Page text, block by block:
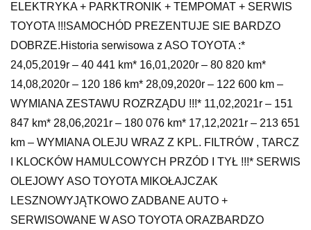
ELEKTRYKA + PARKTRONIK + TEMPOMAT + SERWIS
TOYOTA !!!SAMOCHÓD PREZENTUJE SIE BARDZO
DOBRZE.Historia serwisowa z ASO TOYOTA :*
24,05,2019r – 40 441 km* 16,01,2020r – 80 820 km*
14,08,2020r – 120 186 km* 28,09,2020r – 122 600 km –
WYMIANA ZESTAWU ROZRZĄDU !!!* 11,02,2021r – 151
847 km* 28,06,2021r – 180 076 km* 17,12,2021r – 213 651
km – WYMIANA OLEJU WRAZ Z KPL. FILTRÓW , TARCZ
I KLOCKÓW HAMULCOWYCH PRZÓD I TYŁ !!!* SERWIS
OLEJOWY ASO TOYOTA MIKOŁAJCZAK
LESZNOWYJĄTKOWO ZADBANE AUTO +
SERWISOWANE W ASO TOYOTA ORAZBARDZO